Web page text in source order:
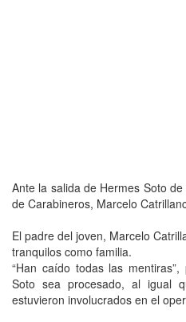
Ante la salida de Hermes Soto
de Carabineros, Marcelo
El padre del joven, Marcelo
tranquilos como familia.
“Han caído todas las
Soto sea procesado, al igual
estuvieron involucrados en el